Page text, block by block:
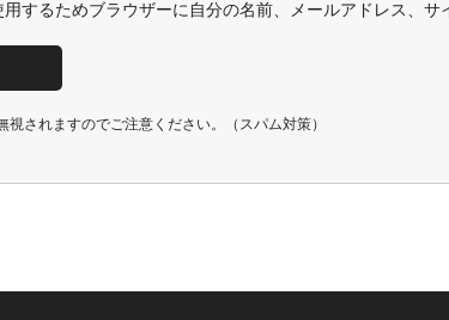
するためブラウザーに自分の名前、メールアドレス、サ
視されますのでご注意ください。（スパム対策）